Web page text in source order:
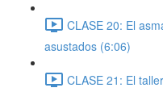
CLASE 20: El
asustados (6:06)
CLASE 21: El